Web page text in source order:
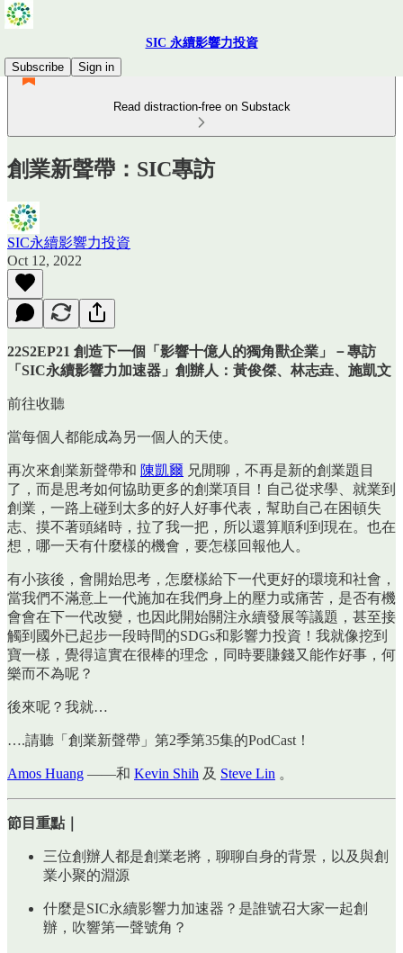
SIC 永續影響力投資
Subscribe
Sign in
Read distraction-free on Substack
創業新聲帶：SIC專訪
SIC永續影響力投資
Oct 12, 2022
22S2EP21 創造下一個「影響十億人的獨角獸企業」－專訪
「SIC永續影響力加速器」創辦人：黃俊傑、林志垚、施凱文
前往收聽
當每個人都能成為另一個人的天使。
再次來創業新聲帶和 陳凱爾 兄閒聊，不再是新的創業題目
了，而是思考如何協助更多的創業項目！自己從求學、就業到
創業，一路上碰到太多的好人好事代表，幫助自己在困頓失
志、摸不著頭緒時，拉了我一把，所以還算順利到現在。也在
想，哪一天有什麼樣的機會，要怎樣回報他人。
有小孩後，會開始思考，怎麼樣給下一代更好的環境和社會，
當我們不滿意上一代施加在我們身上的壓力或痛苦，是否有機
會會在下一代改變，也因此開始關注永續發展等議題，甚至接
觸到國外已起步一段時間的SDGs和影響力投資！我就像挖到
寶一樣，覺得這實在很棒的理念，同時要賺錢又能作好事，何
樂而不為呢？
後來呢？我就…
….請聽「創業新聲帶」第2季第35集的PodCast！
Amos Huang ——和 Kevin Shih 及 Steve Lin 。
節目重點｜
三位創辦人都是創業老將，聊聊自身的背景，以及與創
業小聚的淵源
什麼是SIC永續影響力加速器？是誰號召大家一起創
辦，吹響第一聲號角？